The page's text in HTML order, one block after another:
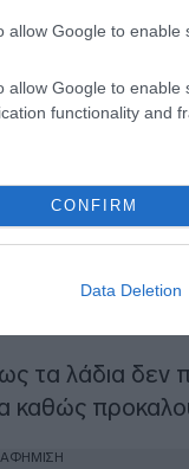
allow Google to enable
allow Google to
functionality and
CONFIRM
Data Deletion
σας. Φυσικά
για
για
τα λάδια δεν
καθώς